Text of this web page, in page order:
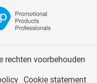
rechten voorbehouden
Cookie statement